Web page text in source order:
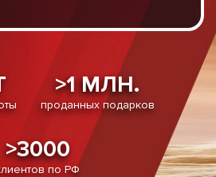
>1 МЛН.
проданных подарков
>3000
по РФ
>1 МЛН.
проданных подарков
клиентов по РФ